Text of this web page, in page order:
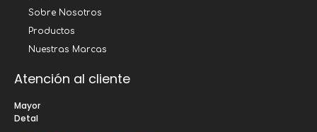
Sobre Nosotros
Productos
Nuestras Marcas
Atención al cliente
Mayor
Detal